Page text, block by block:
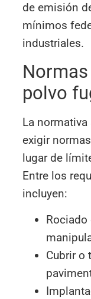
de emisión
mínimos
industriales.
polvo
La
exigir
lugar de
Entre los
incluyen:
Rociado
Cubrir o